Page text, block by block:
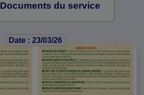
Documents du service
Date : 23/03/26